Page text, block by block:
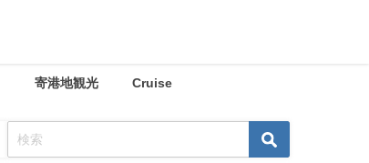
寄港地観光 Cruise